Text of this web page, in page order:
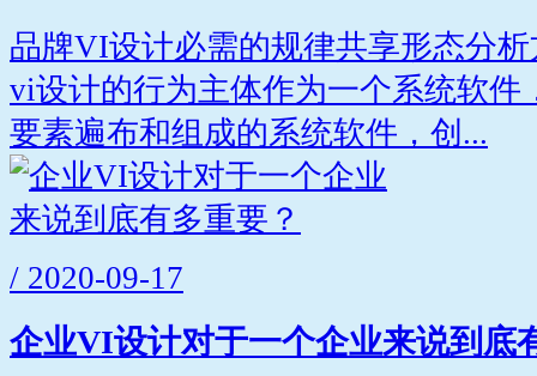
品牌VI设计必需的规律共享形态分
vi设计的行为主体作为一个系统软件
要素遍布和组成的系统软件，创...
/ 2020-09-17
企业VI设计对于一个企业来说到底